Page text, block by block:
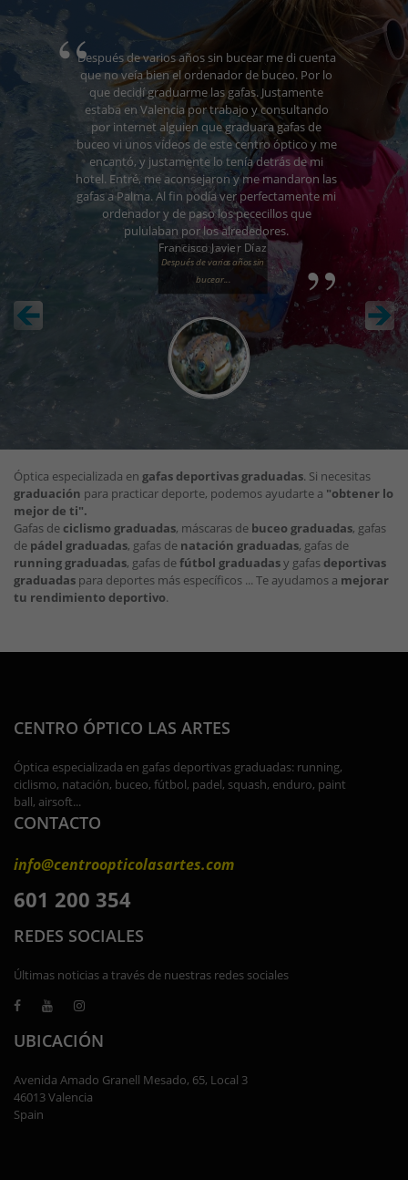
Que tiemble todo lo diminuto.. 😂😂😂
Gracias a Centro Óptico Las Artes por el trato
recibido y por la calidad del servicio.
Un placer.
Rafa Pariente
Calidad de servicio.
Óptica especializada en gafas deportivas graduadas. Si necesitas
graduación para practicar deporte, podemos ayudarte a "obtener lo
mejor de ti".
Gafas de ciclismo graduadas, máscaras de buceo graduadas, gafas
de pádel graduadas, gafas de natación graduadas, gafas de
running graduadas, gafas defútbol graduadasy gafas deportivas
graduadas para deportes más específicos ... Te ayudamos a mejorar
tu rendimiento deportivo.
CENTRO ÓPTICO LAS ARTES
Óptica especializada en gafas deportivas graduadas: running,
ciclismo, natación, buceo, fútbol, padel, squash, enduro, paint
ball, airsoft...
CONTACTO
info@centroopticolasartes.com
601 200 354
REDES SOCIALES
Últimas noticias a través de nuestras redes sociales
UBICACIÓN
Avenida Amado Granell Mesado, 65, Local 3
46013 Valencia
Spain